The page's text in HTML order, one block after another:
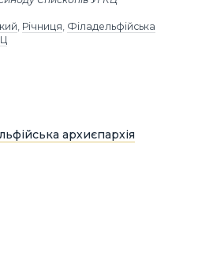
, Річниця, Філадельфійська
архиєпархія